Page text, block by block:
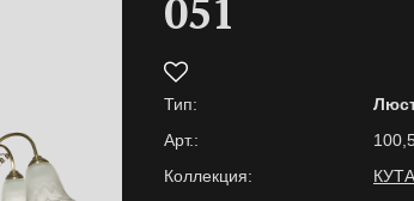
051
Тип:
Арт.:
Коллекция: